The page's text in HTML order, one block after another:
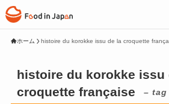
ホーム histoire du korokke issu de la croquette
histoire du korokke issu
croquette française
– tag